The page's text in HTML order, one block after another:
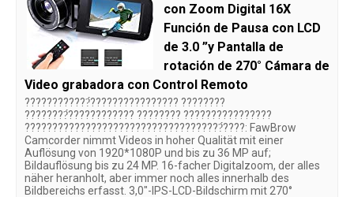
con Zoom Digital 16X
Función de Pausa con LCD
de 3.0 ”y Pantalla de
rotación de 270° Cámara de
Video grabadora con Control Remoto
????????????́???????????????? ????????
????????́???????????? ???????? ????????????????
????????????????????????????????????́????: FawBrow
Camcorder nimmt Videos in hoher Qualität mit einer
Auflösung von 1920*1080P und bis zu 36 MP auf;
Bildauflösung bis zu 24 MP. 16-facher Digitalzoom, der alles
näher heranholt, aber immer noch alles innerhalb des
Bildbereichs erfasst. 3,0"-IPS-LCD-Bildschirm mit 270°